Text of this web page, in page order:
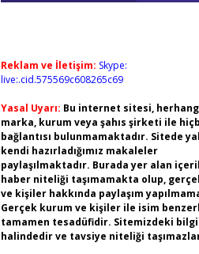
Reklam ve İletişim: Skype:
live:.cid.575569c608265c69
Yasal Uyarı: Bu internet sitesi,
marka, kurum veya şahıs şirketi ile
bağlantısı bulunmamaktadır. Sitede
kendi hazırladığımız makaleler
paylaşılmaktadır. Burada yer alan
haber niteliği taşımamakta olup,
ve kişiler hakkında paylaşım
Gerçek kurum ve kişiler ile isim
tamamen tesadüfidir. Sitemizdeki
halindedir ve tavsiye niteliği